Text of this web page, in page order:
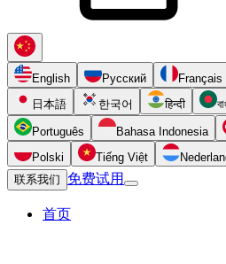
English Русский Français
日本語
한국어 हिन्दी
Português Bahasa Indonesia
Polski
Tiếng Việt
联系我们
免费试用
首页